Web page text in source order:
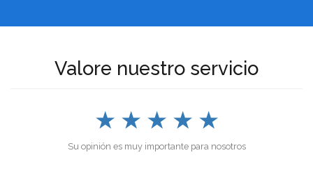
Valore nuestro servicio
★ ★ ★ ★ ★
Su opinión es muy importante para nosotros